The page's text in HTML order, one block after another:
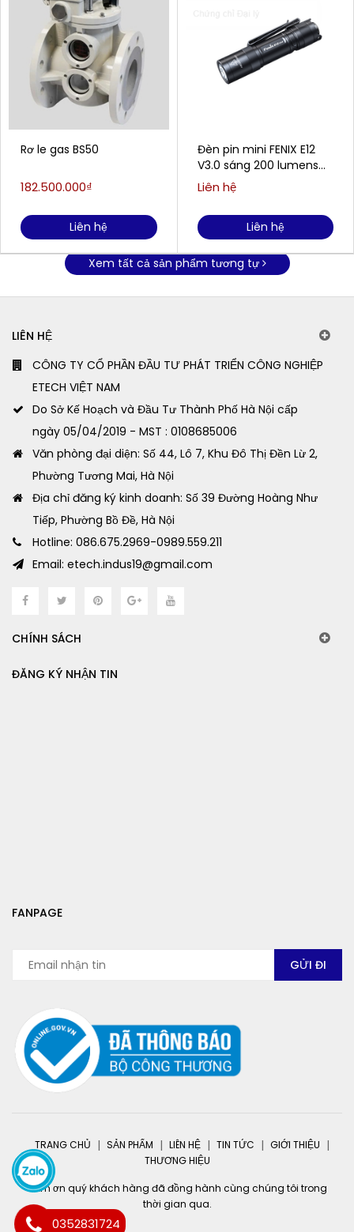
Rơ le gas BS50
182.500.000₫
Liên hệ
Đèn pin mini FENIX E12
V3.0 sáng 200 lumens
chiếu xa 78m
Liên hệ
Liên hệ
Xem tất cả sản phẩm tương tự
LIÊN HỆ
CÔNG TY CỔ PHẦN ĐẦU TƯ PHÁT TRIỂN CÔNG NGHIỆP
ETECH VIỆT NAM
Do Sở Kế Hoạch và Đầu Tư Thành Phố Hà Nội cấp
ngày 05/04/2019 - MST : 0108685006
Văn phòng đại diện: Số 44, Lô 7, Khu Đô Thị Đền Lừ 2,
Phường Tương Mai, Hà Nội
Địa chỉ đăng ký kinh doanh: Số 39 Đường Hoàng Như
Tiếp, Phường Bồ Đề, Hà Nội
Hotline: 086.675.2969-0989.559.211
Email: etech.indus19@gmail.com
CHÍNH SÁCH
ĐĂNG KÝ NHẬN TIN
FANPAGE
TRANG CHỦ SẢN PHẨM LIÊN HỆ TIN TỨC
GIỚI THIỆU
THƯƠNG HIỆU
Cảm ơn quý khách hàng đã đồng hành cùng chúng tôi trong
thời gian qua.
0352831724